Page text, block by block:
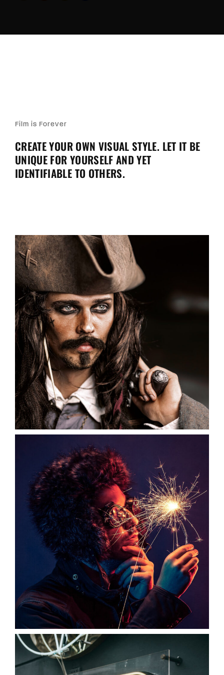
Film is Forever
CREATE YOUR OWN VISUAL STYLE. LET IT BE
UNIQUE FOR YOURSELF AND YET
IDENTIFIABLE TO OTHERS.